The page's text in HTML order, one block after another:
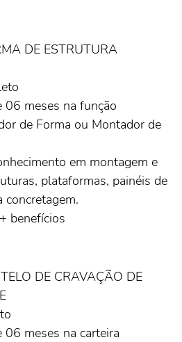
DE ESTRUTURA
06 meses na função
de Forma ou Montador de
em montagem e
plataformas, painéis de
concretagem.
benefícios
DE CRAVAÇÃO DE
06 meses na carteira